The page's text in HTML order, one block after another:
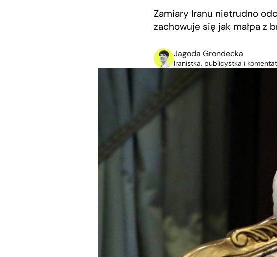
Zamiary Iranu nietrudno
zachowuje się jak małpa z
Jagoda Grondecka
Iranistka, publicystka i